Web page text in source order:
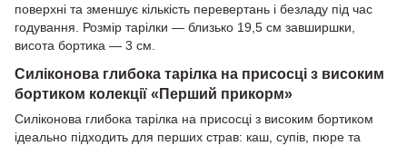
поверхні та зменшує кількість перевертань і безладу під час
годування. Розмір тарілки — близько 19,5 см завширшки,
висота бортика — 3 см.
Силіконова глибока тарілка на присосці з високим
бортиком колекції «Перший прикорм»
Силіконова глибока тарілка на присосці з високим бортиком
ідеально підходить для перших страв: каш, супів, пюре та